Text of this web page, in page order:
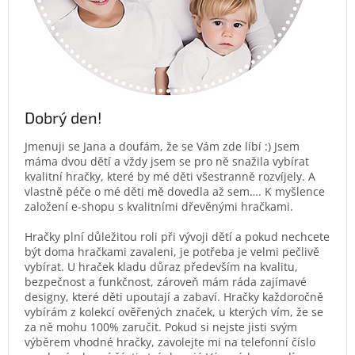
Dobrý den!
Jmenuji se Jana a doufám, že se Vám zde líbí :) Jsem
máma dvou dětí a vždy jsem se pro ně snažila vybírat
kvalitní hračky, které by mé děti všestranně rozvíjely. A
vlastně péče o mé děti mě dovedla až sem…. K myšlence
založení e-shopu s kvalitními dřevěnými hračkami.
Hračky plní důležitou roli při vývoji dětí a pokud nechcete
být doma hračkami zavaleni, je potřeba je velmi pečlivě
vybírat. U hraček kladu důraz především na kvalitu,
bezpečnost a funkčnost, zároveň mám ráda zajímavé
designy, které děti upoutají a zabaví. Hračky každoročně
vybírám z kolekcí ověřených značek, u kterých vím, že se
za ně mohu 100% zaručit. Pokud si nejste jisti svým
výběrem vhodné hračky, zavolejte mi na telefonní číslo